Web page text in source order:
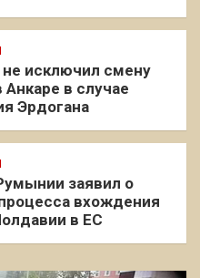
исключил смену
в случае
Эрдогана
заявил о
вхождения
в ЕС